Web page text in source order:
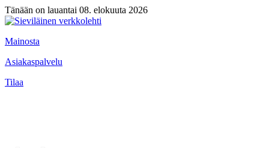
Tänään on lauantai 08. elokuuta 2026
Mainosta
Asiakaspalvelu
Tilaa